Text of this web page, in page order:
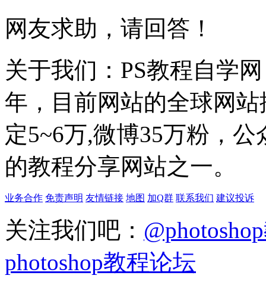
网友求助，请回答！
关于我们：PS教程自学
年，目前网站的全球网
定5~6万,微博35万粉，
的教程分享网站之一。
业务合作 免责声明 友情链接 地图 加Q群 联系我们 建议投诉
关注我们吧：
photoshop教程论坛